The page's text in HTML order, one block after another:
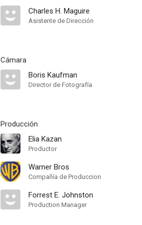
Charles H. Maguire
Asistente de Dirección
Cámara
Boris Kaufman
Director de Fotografía
Producción
Elia Kazan
Productor
Warner Bros
Compañía de Produccion
Forrest E. Johnston
Production Manager